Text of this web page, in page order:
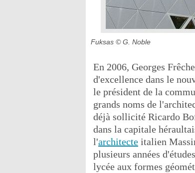
Fuksas © G. Noble
En 2006, Georges
d'excellence dans le
le président de la
grands noms de
déjà sollicité Ricardo
dans la capitale
l'architecte italien
plusieurs années
lycée aux formes